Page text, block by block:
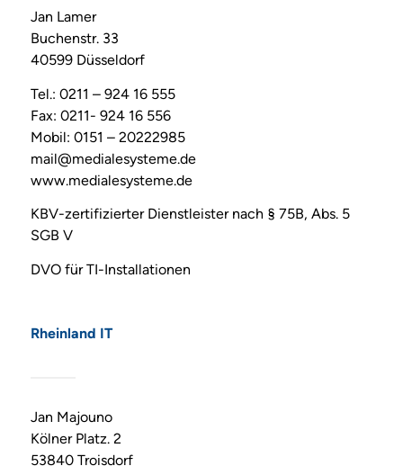
Jan Lamer
Buchenstr. 33
40599 Düsseldorf
Tel.: 0211 – 924 16 555
Fax: 0211- 924 16 556
Mobil: 0151 – 20222985
mail@medialesysteme.de
www.medialesysteme.de
KBV-zertifizierter Dienstleister nach § 75B, Abs. 5
SGB V
DVO für TI-Installationen
Rheinland IT
Jan Majouno
Kölner Platz. 2
53840 Troisdorf